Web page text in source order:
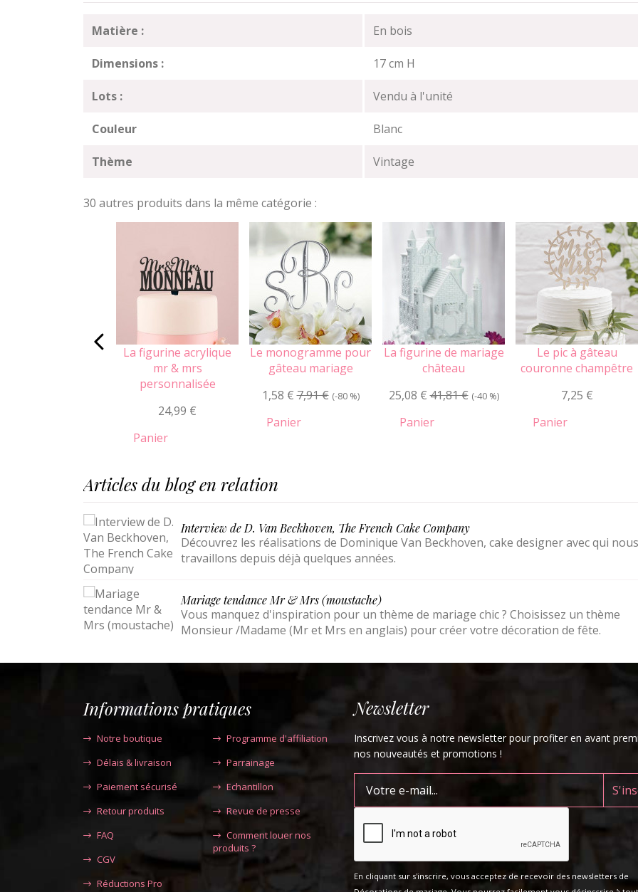
Matière : En bois
Dimensions : 17 cm H
Lots : Vendu à l'unité
Couleur Blanc
Thème Vintage
30 autres produits dans la même catégorie :
La figurine acrylique
mr & mrs
personnalisée
24,99 €
Panier
Le monogramme pour
gâteau mariage
1,58 € 7,91 € (-80 %)
Panier
La figurine de mariage
château
25,08 € 41,81 € (-40 %)
Panier
Le pic à gâteau
couronne champêtre
7,25 €
Panier
Articles du blog en relation
Interview de D. Van Beckhoven, The French Cake Company
Découvrez les réalisations de Dominique Van Beckhoven, cake designer avec qui nous
travaillons depuis déjà quelques années.
Mariage tendance Mr & Mrs (moustache)
Vous manquez d'inspiration pour un thème de mariage chic ? Choisissez un thème
Monsieur /Madame (Mr et Mrs en anglais) pour créer votre décoration de fête.
Informations pratiques
Notre boutique
Délais & livraison
Paiement sécurisé
Retour produits
FAQ
CGV
Réductions Pro
Programme d'affiliation
Parrainage
Echantillon
Revue de presse
Comment louer nos
produits ?
Newsletter
Inscrivez vous à notre newsletter pour profiter en avant
nos nouveautés et promotions !
En cliquant sur s'inscrire, vous acceptez de recevoir des newsletters de